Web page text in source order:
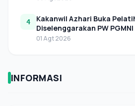
4
Kakanwil Azhari Buka
Diselenggarakan PW
01 Agt 2026
INFORMASI